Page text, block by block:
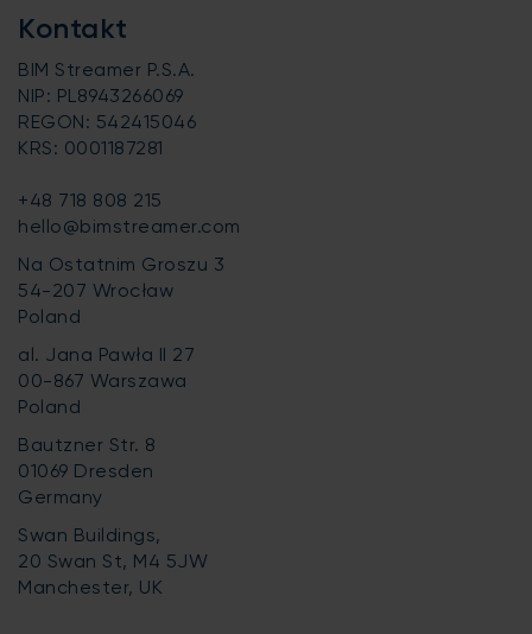
Kontakt
BIM Streamer P.S.A.
NIP: PL8943266069
REGON: 542415046
KRS: 0001187281
+48 718 808 215
hello@bimstreamer.com
Na Ostatnim Groszu 3
54-207 Wrocław
Poland
al. Jana Pawła II 27
00-867 Warszawa
Poland
Bautzner Str. 8
01069 Dresden
Germany
Swan Buildings,
20 Swan St, M4 5JW
Manchester, UK